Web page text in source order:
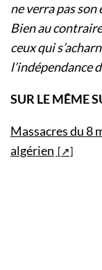
ne verra pas son
Bien au
ceux qui
l’indépendance
SUR LE MÊME
Massacres du 8
algérien